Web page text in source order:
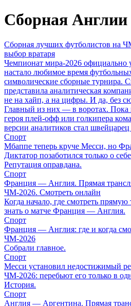
Сборная Англии
Сборная лучших футболистов на
выбор вратаря
Чемпионат мира-2026 официально
настало любимое время
символические сборные турнира.
представила аналитическая
не на хайп, а на цифры. И да, без
Главный из них — в воротах. Пока
героя плей-офф или голкипера
версии аналитиков стал швейцарец
Спорт
Мбаппе теперь круче Месси, но
Диктатор позаботился только о себе
Репутация оправдана.
Спорт
Франция — Англия. Прямая
ЧМ-2026. Смотреть онлайн
Когда начало, где смотреть
знать о матче Франция — Англия.
Спорт
Франция — Англия: где и когда
ЧМ-2026
Собрали главное.
Спорт
Месси установил недостижимый
ЧМ-2026: перебьют его только в
История.
Спорт
Англия — Аргентина. Прямая